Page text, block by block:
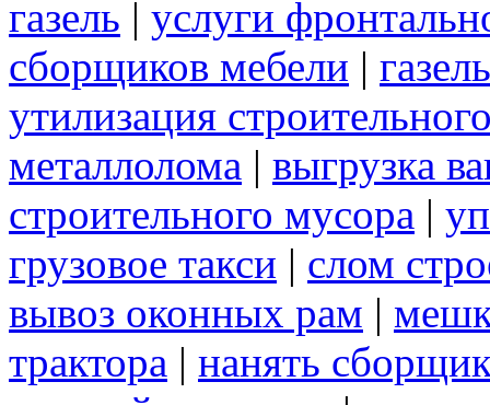
газель | услуги
сборщиков мебели |
утилизация
металлолома | выгрузка
строительного мусора |
грузовое такси | слом
вывоз оконных рам |
трактора | нанять